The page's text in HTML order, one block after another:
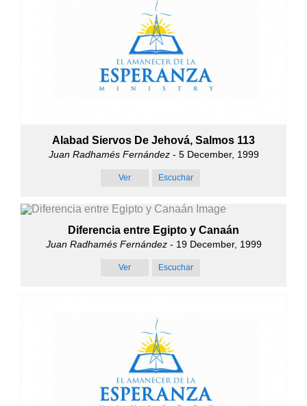
Alabad Siervos De Jehová, Salmos 113
Juan Radhamés Fernández- 5 December, 1999
Ver Escuchar
Diferencia entre Egipto y Canaán
Juan Radhamés Fernández- 19 December, 1999
Ver Escuchar